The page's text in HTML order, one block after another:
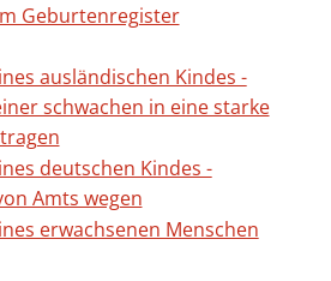
Geburtenregister
ausländischen Kindes -
schwachen in eine starke
deutschen Kindes -
Amts wegen
erwachsenen Menschen